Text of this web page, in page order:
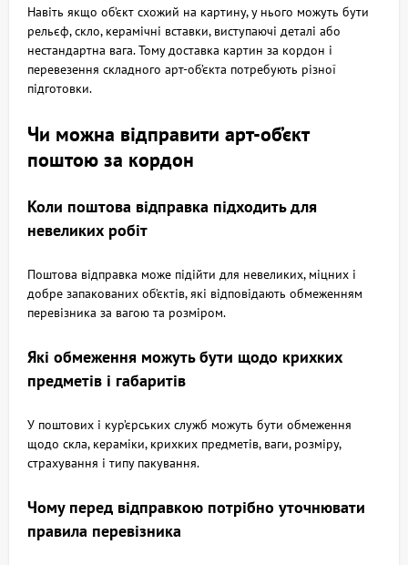
Навіть якщо об’єкт схожий на картину, у нього можуть бути
рельєф, скло, керамічні вставки, виступаючі деталі або
нестандартна вага. Тому доставка картин за кордон і
перевезення складного арт-об’єкта потребують різної
підготовки.
Чи можна відправити арт-об’єкт
поштою за кордон
Коли поштова відправка підходить для
невеликих робіт
Поштова відправка може підійти для невеликих, міцних і
добре запакованих об’єктів, які відповідають обмеженням
перевізника за вагою та розміром.
Які обмеження можуть бути щодо крихких
предметів і габаритів
У поштових і кур’єрських служб можуть бути обмеження
щодо скла, кераміки, крихких предметів, ваги, розміру,
страхування і типу пакування.
Чому перед відправкою потрібно уточнювати
правила перевізника